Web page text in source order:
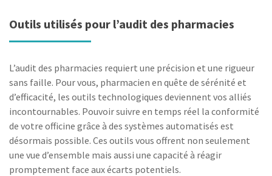
Outils utilisés pour l’audit des pharmacies
L’audit des pharmacies requiert une précision et une rigueur
sans faille. Pour vous, pharmacien en quête de sérénité et
d’efficacité, les outils technologiques deviennent vos alliés
incontournables. Pouvoir suivre en temps réel la conformité
de votre officine grâce à des systèmes automatisés est
désormais possible. Ces outils vous offrent non seulement
une vue d’ensemble mais aussi une capacité à réagir
promptement face aux écarts potentiels.